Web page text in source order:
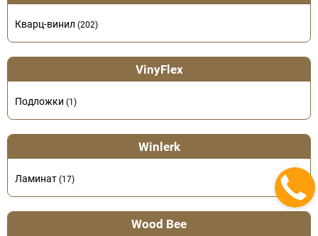
Кварц-винил (202)
VinyFlex
Подложки (1)
Winlerk
Ламинат (17)
Wood Bee